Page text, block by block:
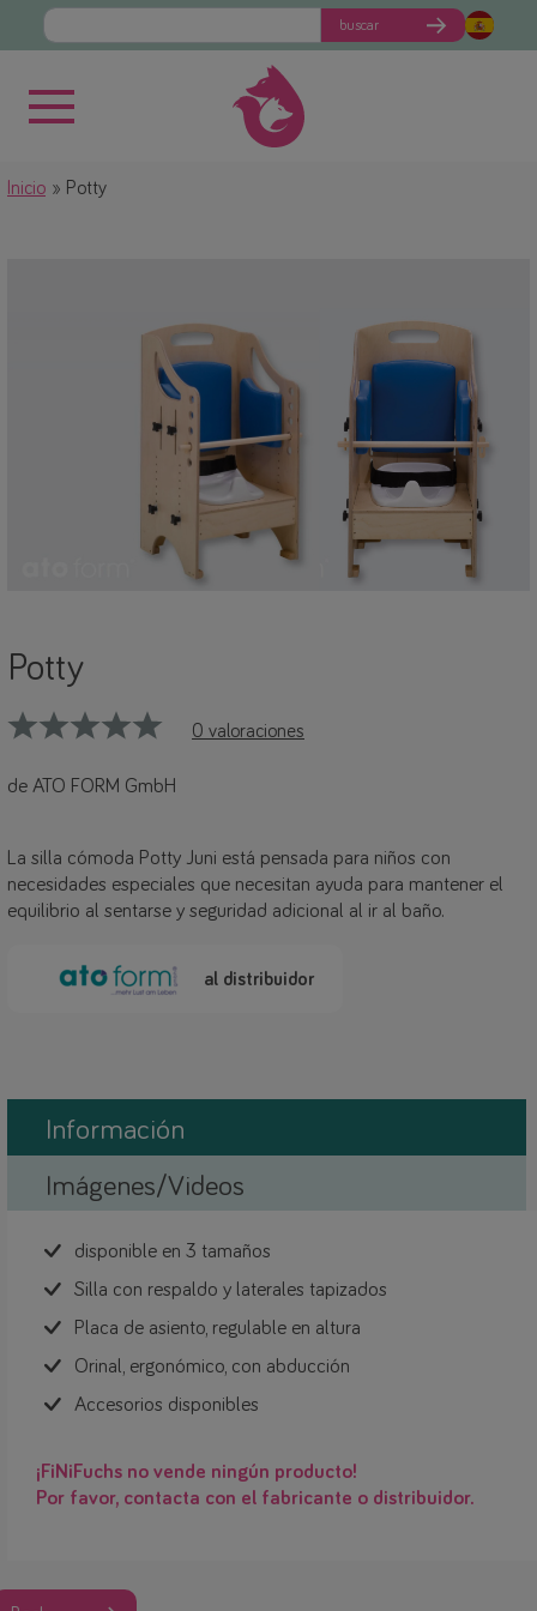
buscar
Inicio Potty
Potty
0 valoraciones
de ATO FORM GmbH
La silla cómoda Potty Juni está pensada para niños con
necesidades especiales que necesitan ayuda para mantener el
equilibrio al sentarse y seguridad adicional al ir al baño.
al distribuidor
Información
Imágenes/Videos
disponible en 3 tamaños
Silla con respaldo y laterales tapizados
Placa de asiento, regulable en altura
Orinal, ergonómico, con abducción
Accesorios disponibles
¡FiNiFuchs no vende ningún producto!
Por favor, contacta con el fabricante o distribuidor.